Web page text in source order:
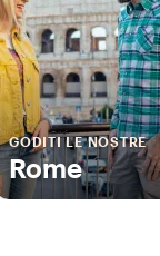
GODITI LE NOSTRE
Rome